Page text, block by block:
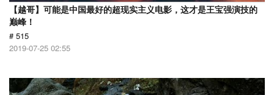
【越哥】可能是中国最好的超现实主义电影，这才是王宝强演技的
巅峰！
# 515
2019-07-25 02:55